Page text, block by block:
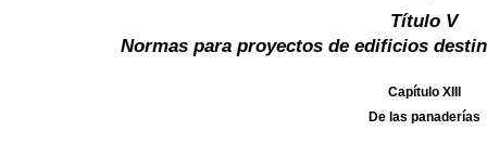
Título V
Normas para proyectos de edificios
Capítulo XIII
De las panaderías